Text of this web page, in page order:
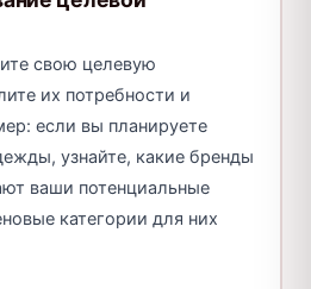
свою целевую
их потребности и
если вы планируете
узнайте, какие бренды
ваши потенциальные
категории для них